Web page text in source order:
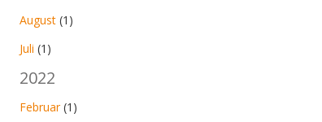
August (1)
Juli (1)
2022
Februar(1)